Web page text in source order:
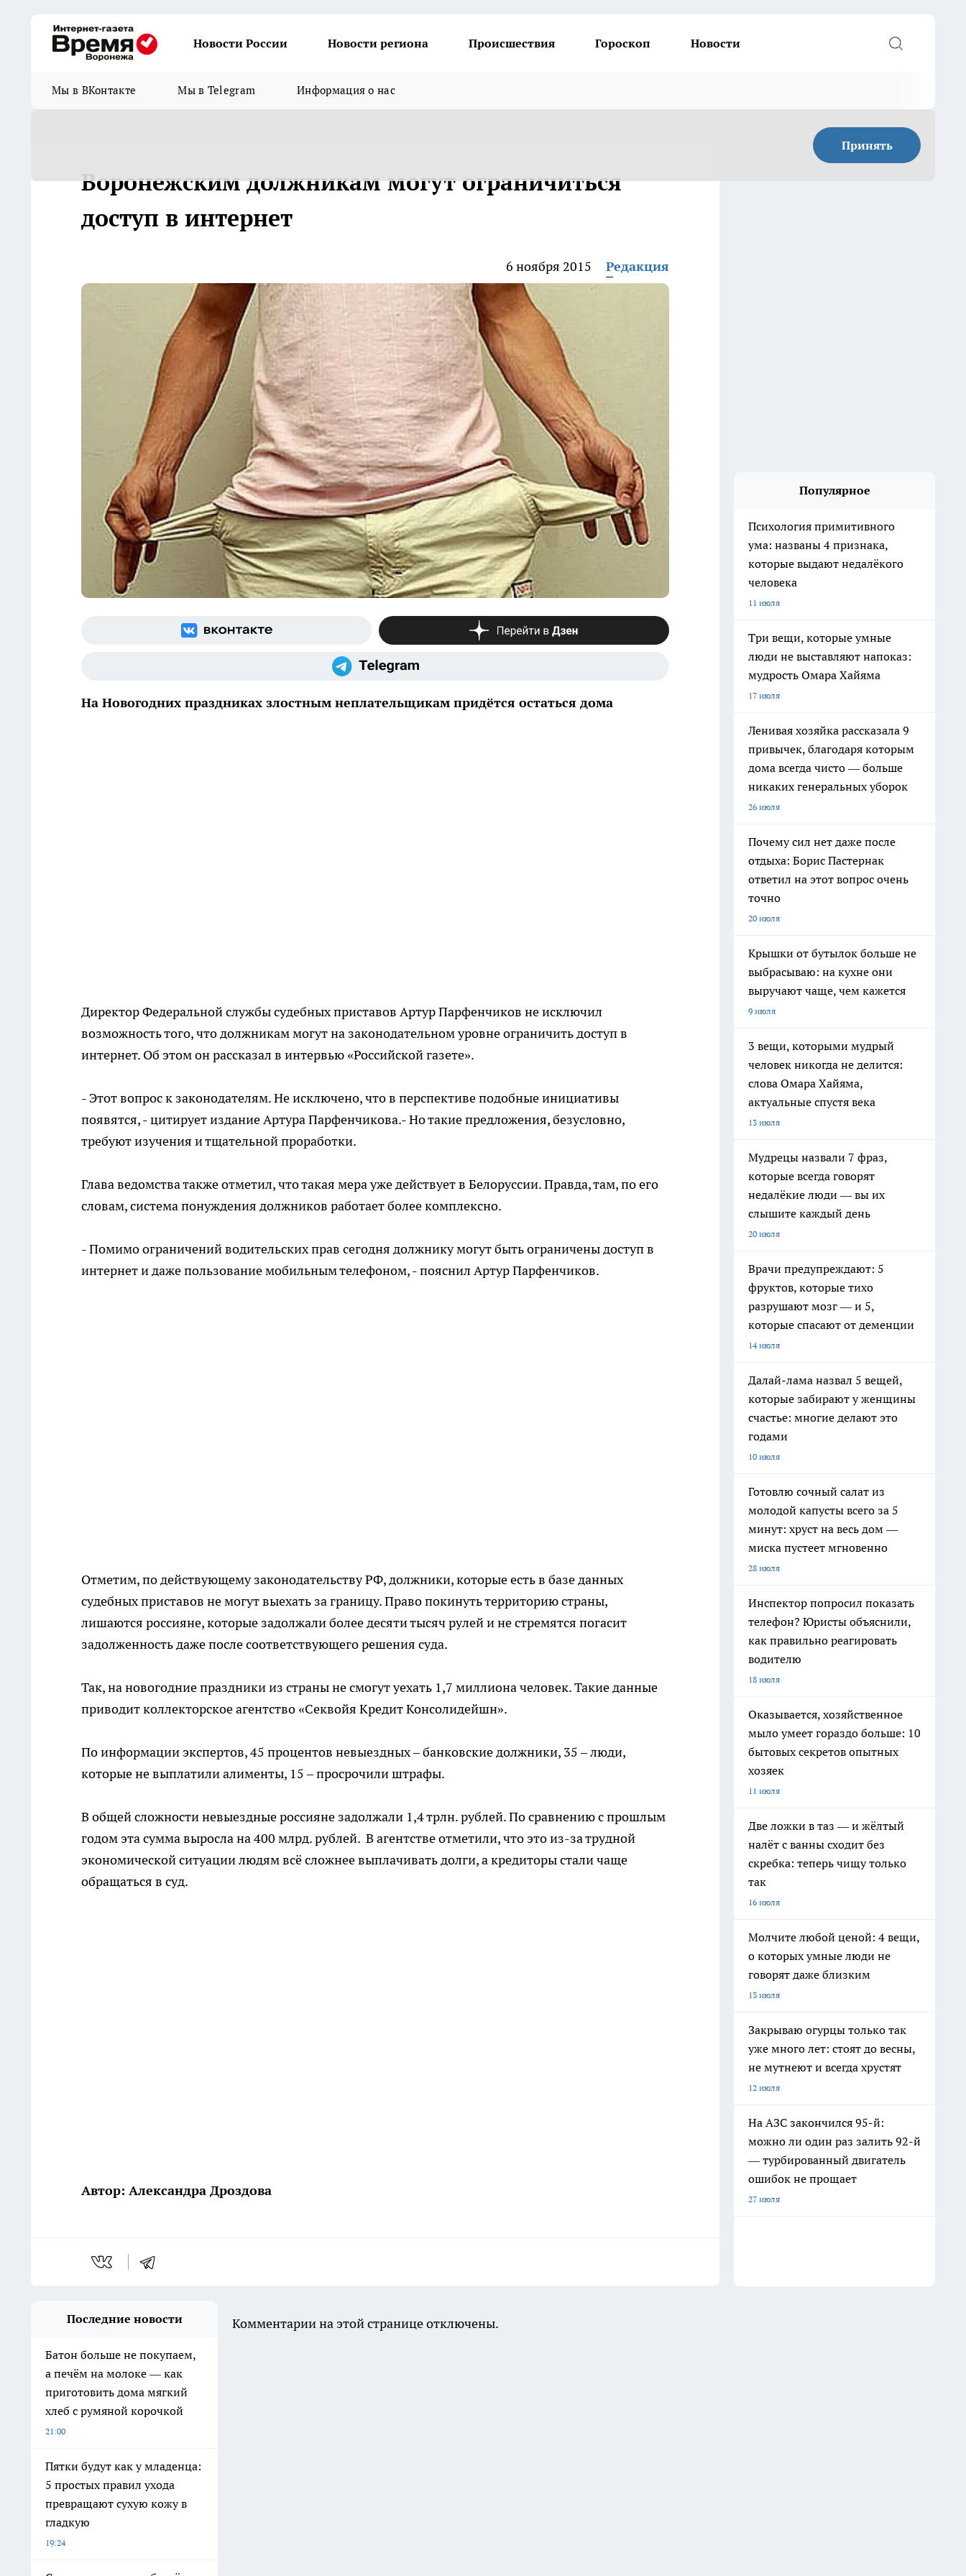
Новости России Новости региона Происшествия Гороскоп Новости
Мы в ВКонтакте Мы в Telegram Информация о нас
Принять
Воронежским должникам могут ограничиться
доступ в интернет
6 ноября 2015 Редакция
На Новогодних праздниках злостным неплательщикам придётся остаться дома
Директор Федеральной службы судебных приставов Артур Парфенчиков не исключил
возможность того, что должникам могут на законодательном уровне ограничить доступ в
интернет. Об этом он рассказал в интервью «Российской газете».
- Этот вопрос к законодателям. Не исключено, что в перспективе подобные инициативы
появятся, - цитирует издание Артура Парфенчикова.- Но такие предложения, безусловно,
требуют изучения и тщательной проработки.
Глава ведомства также отметил, что такая мера уже действует в Белоруссии. Правда, там, по его
словам, система понуждения должников работает более комплексно.
- Помимо ограничений водительских прав сегодня должнику могут быть ограничены доступ в
интернет и даже пользование мобильным телефоном, - пояснил Артур Парфенчиков.
Отметим, по действующему законодательству РФ, должники, которые есть в базе данных
судебных приставов не могут выехать за границу. Право покинуть территорию страны,
лишаются россияне, которые задолжали более десяти тысяч рулей и не стремятся погасит
задолженность даже после соответствующего решения суда.
Так, на новогодние праздники из страны не смогут уехать 1,7 миллиона человек. Такие данные
приводит коллекторское агентство «Секвойя Кредит Консолидейшн».
По информации экспертов, 45 процентов невыездных – банковские должники, 35 – люди,
которые не выплатили алименты, 15 – просрочили штрафы.
В общей сложности невыездные россияне задолжали 1,4 трлн. рублей. По сравнению с прошлым
годом эта сумма выросла на 400 млрд. рублей. В агентстве отметили, что это из-за трудной
экономической ситуации людям всё сложнее выплачивать долги, а кредиторы стали чаще
обращаться в суд.
Автор: Александра Дроздова
Популярное
Психология примитивного
ума: названы 4 признака,
которые выдают недалёкого
человека
11 июля
Три вещи, которые умные
люди не выставляют напоказ:
мудрость Омара Хайяма
17 июля
Ленивая хозяйка рассказала 9
привычек, благодаря которым
дома всегда чисто — больше
никаких генеральных уборок
26 июля
Почему сил нет даже после
отдыха: Борис Пастернак
ответил на этот вопрос очень
точно
20 июля
Крышки от бутылок больше не
выбрасываю: на кухне они
выручают чаще, чем кажется
9 июля
3 вещи, которыми мудрый
человек никогда не делится:
слова Омара Хайяма,
актуальные спустя века
13 июля
Мудрецы назвали 7 фраз,
которые всегда говорят
недалёкие люди — вы их
слышите каждый день
20 июля
Врачи предупреждают: 5
фруктов, которые тихо
разрушают мозг — и 5,
которые спасают от деменции
14 июля
Далай-лама назвал 5 вещей,
которые забирают у женщины
счастье: многие делают это
годами
10 июля
Готовлю сочный салат из
молодой капусты всего за 5
минут: хруст на весь дом —
миска пустеет мгновенно
28 июля
Инспектор попросил показать
телефон? Юристы объяснили,
как правильно реагировать
водителю
18 июля
Оказывается, хозяйственное
мыло умеет гораздо больше: 10
бытовых секретов опытных
хозяек
11 июля
Две ложки в таз — и жёлтый
налёт с ванны сходит без
скребка: теперь чищу только
так
16 июля
Молчите любой ценой: 4 вещи,
о которых умные люди не
говорят даже близким
13 июля
Закрываю огурцы только так
уже много лет: стоят до весны,
не мутнеют и всегда хрустят
12 июля
На АЗС закончился 95-й:
можно ли один раз залить 92-й
— турбированный двигатель
ошибок не прощает
27 июля
Последние новости
Батон больше не покупаем,
а печём на молоке — как
приготовить дома мягкий
хлеб с румяной корочкой
21:00
Пятки будут как у младенца:
5 простых правил ухода
превращают сухую кожу в
гладкую
19:24
Комментарии на этой странице отключены.